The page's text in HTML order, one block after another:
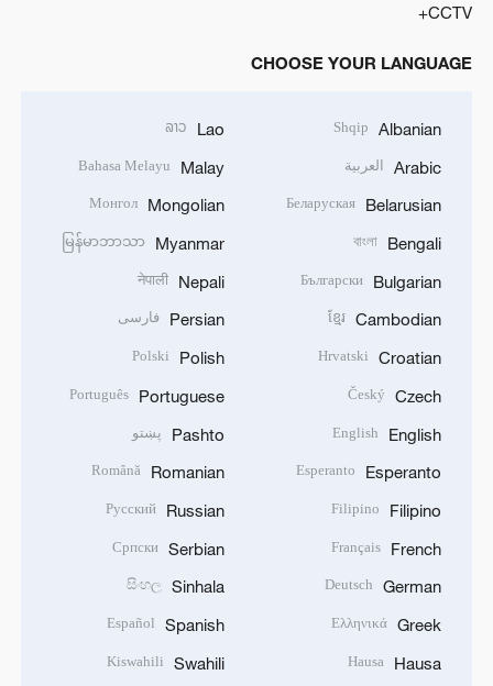
CCTV+
CHOOSE YOUR LANGUAGE
Albanian
Shqip
Arabic العربية
Belarusian
Беларуская
Bengali
বাংলা
Bulgarian
Български
Cambodian
ខ្មែរ
Croatian
Hrvatski
Czech
Český
English
English
Esperanto
Esperanto
Filipino
Filipino
French
Français
German
Deutsch
Greek
Ελληνικά
Hausa
Hausa
Lao
ລາວ
Malay
Bahasa Melayu
Mongolian
Монгол
Myanmar
မြန်မာဘာသာ
Nepali
नेपाली
Persian فارسی
Polish
Polski
Portuguese
Português
Pashto پښتو
Romanian
Română
Russian
Русский
Serbian
Српски
Sinhala
සිංහල
Spanish
Español
Swahili
Kiswahili